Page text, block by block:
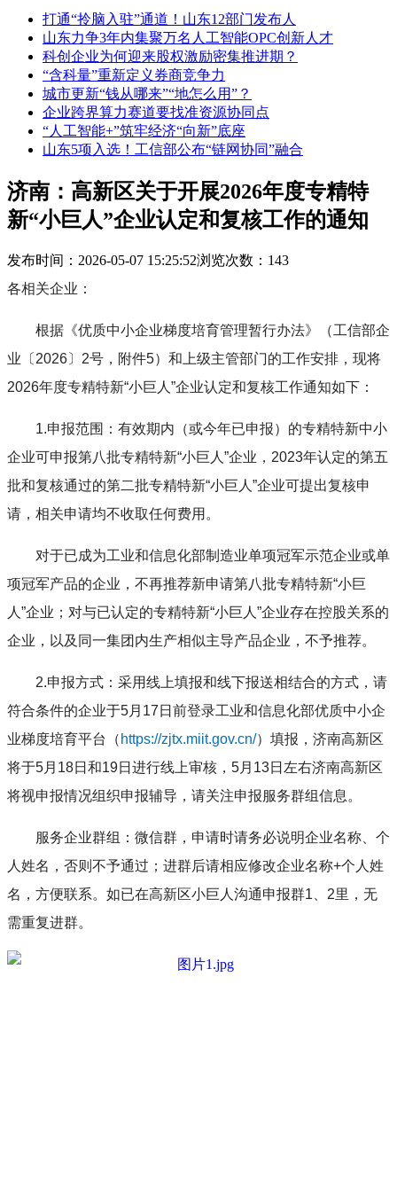
打通“拎脑入驻”通道！山东12部门发布人
山东力争3年内集聚万名人工智能OPC创新人才
科创企业为何迎来股权激励密集推进期？
“含科量”重新定义券商竞争力
城市更新“钱从哪来”“地怎么用”？
企业跨界算力赛道要找准资源协同点
“人工智能+”筑牢经济“向新”底座
山东5项入选！工信部公布“链网协同”融合
济南：高新区关于开展2026年度专精特
新“小巨人”企业认定和复核工作的通知
发布时间：2026-05-07 15:25:52浏览次数：143
各相关企业：
根据《优质中小企业梯度培育管理暂行办法》（工信部企
业〔2026〕2号，附件5）和上级主管部门的工作安排，现将
2026年度专精特新“小巨人”企业认定和复核工作通知如下：
1.申报范围：有效期内（或今年已申报）的专精特新中小
企业可申报第八批专精特新“小巨人”企业，2023年认定的第五
批和复核通过的第二批专精特新“小巨人”企业可提出复核申
请，相关申请均不收取任何费用。
对于已成为工业和信息化部制造业单项冠军示范企业或单
项冠军产品的企业，不再推荐新申请第八批专精特新“小巨
人”企业；对与已认定的专精特新“小巨人”企业存在控股关系的
企业，以及同一集团内生产相似主导产品企业，不予推荐。
2.申报方式：采用线上填报和线下报送相结合的方式，请
符合条件的企业于5月17日前登录工业和信息化部优质中小企
业梯度培育平台（ https://zjtx.miit.gov.cn/）填报，济南高新区
将于5月18日和19日进行线上审核，5月13日左右济南高新区
将视申报情况组织申报辅导，请关注申报服务群组信息。
服务企业群组：微信群，申请时请务必说明企业名称、个
人姓名，否则不予通过；进群后请相应修改企业名称+个人姓
名，方便联系。如已在高新区小巨人沟通申报群1、2里，无
需重复进群。